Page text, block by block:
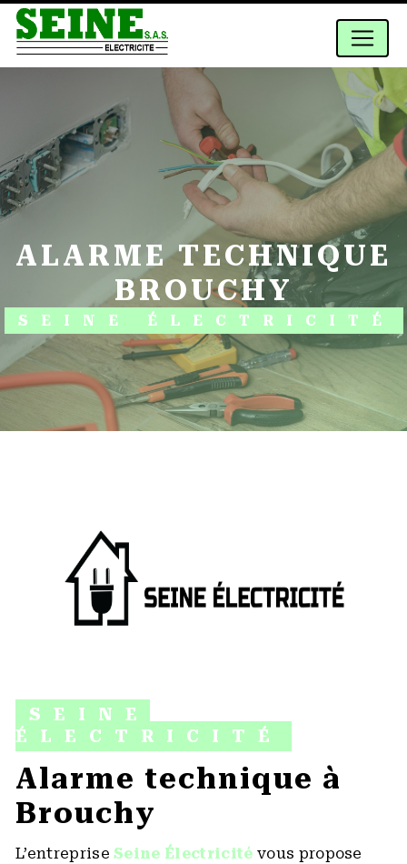
ALARME TECHNIQUE
BROUCHY
SEINE ÉLECTRICITÉ
SEINE
ÉLECTRICITÉ
alarme technique à
Brouchy
L’entrepriseSeine Électricité vous propose
Panneau de gestion des cookies